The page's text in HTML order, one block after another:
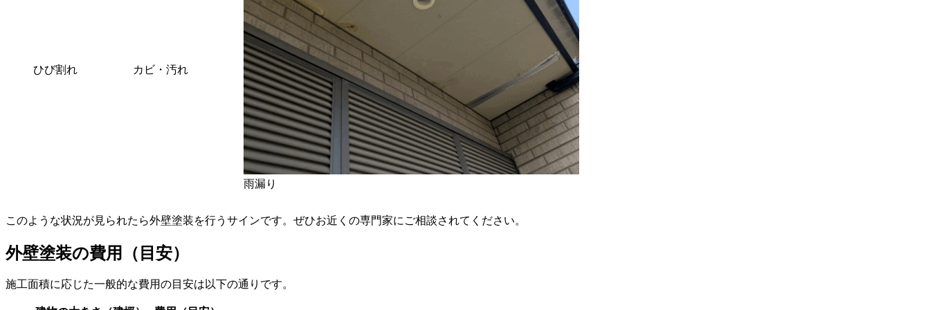
ひび割れ カビ・汚れ
雨漏り
このような状況が見られたら外壁塗装を行うサインです。ぜひお近くの専門家にご相談されてください。
外壁塗装の費用（目安）
施工面積に応じた一般的な費用の目安は以下の通りです。